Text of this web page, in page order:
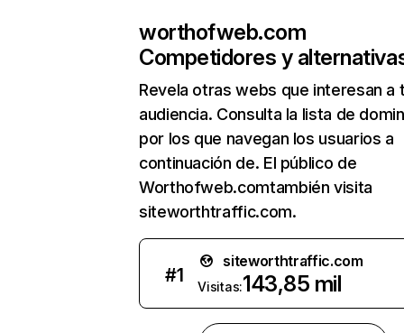
worthofweb.com
Competidores y
Revela otras webs que interesan a
audiencia. Consulta la lista de
por los que navegan los usuarios a
continuación de. El público de
Worthofweb.comtambién visita
siteworthtraffic.com.
#1
siteworthtraffic.com
Visitas:143,85 mil